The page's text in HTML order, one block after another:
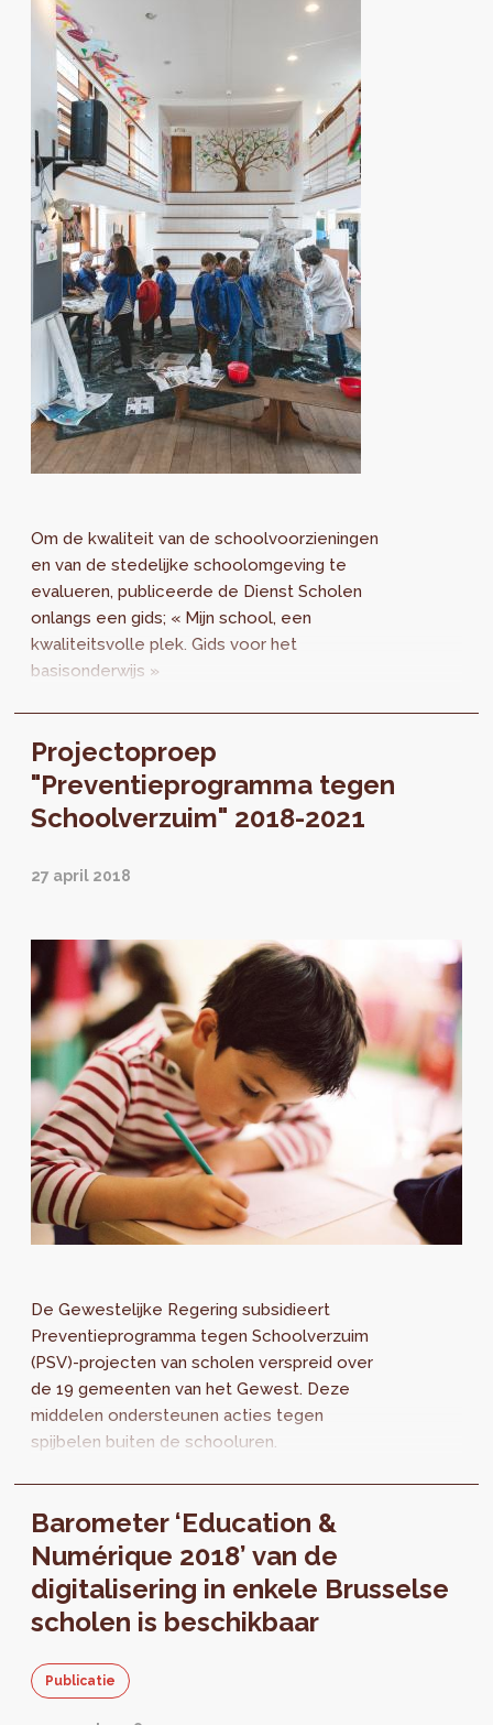
Om de kwaliteit van de schoolvoorzieningen
en van de stedelijke schoolomgeving te
evalueren, publiceerde de Dienst Scholen
onlangs een gids; « Mijn school, een
kwaliteitsvolle plek. Gids voor het
basisonderwijs »
Projectoproep
"Preventieprogramma tegen
Schoolverzuim" 2018-2021
27 april 2018
De Gewestelijke Regering subsidieert
Preventieprogramma tegen Schoolverzuim
(PSV)-projecten van scholen verspreid over
de 19 gemeenten van het Gewest. Deze
middelen ondersteunen acties tegen
spijbelen buiten de schooluren.
Barometer ‘Education &
Numérique 2018’ van de
digitalisering in enkele Brusselse
scholen is beschikbaar
Publicatie